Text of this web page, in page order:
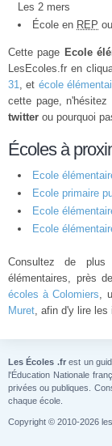
Les 2 mers
École en REP ou
Cette page Ecole
LesEcoles.fr en
31, et école
cette page,
twitter ou pourquoi
Écoles à
Ecole
Ecole primaire
Ecole
Ecole
Consultez de
élémentaires, près de
écoles à Colomiers,
Muret, afin d'y lire les
Les Écoles .frest un
l'Éducation Nationale
privées ou publiques.
chaque école.
Copyright © 2010-2026